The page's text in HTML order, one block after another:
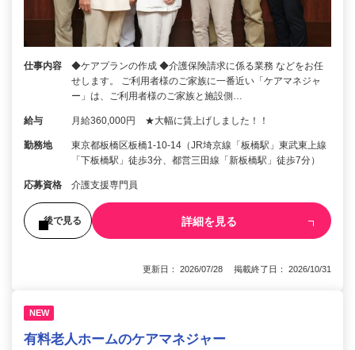
仕事内容
◆ケアプランの作成 ◆介護保険請求に係る業務 などをお任
せします。 ご利用者様のご家族に一番近い「ケアマネジャ
ー」は、ご利用者様のご家族と施設側…
給与 月給360,000円 ★大幅に賃上げしました！！
勤務地
東京都板橋区板橋1-10-14（JR埼京線「板橋駅」東武東上線
「下板橋駅」徒歩3分、都営三田線「新板橋駅」徒歩7分）
応募資格 介護支援専門員
後で見る 詳細を見る
更新日： 2026/07/28 掲載終了日： 2026/10/31
NEW
有料老人ホームのケアマネジャー